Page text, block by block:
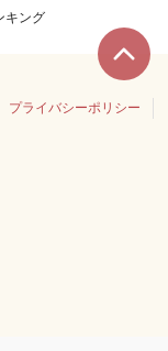
キング
プライバシーポリシー